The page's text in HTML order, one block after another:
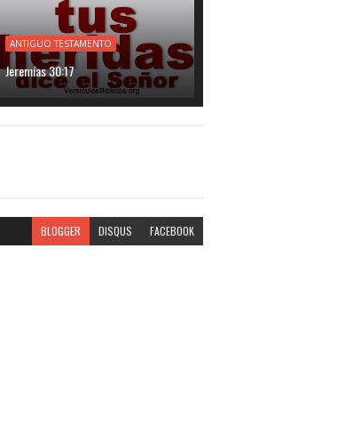
ANTIGUO TESTAMENTO
Jeremías 30:17
BLOGGER DISQUS FACEBOOK